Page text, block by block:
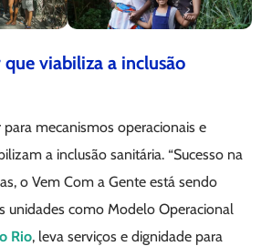
viabiliza a inclusão
mecanismos operacionais e
a inclusão sanitária. “Sucesso na
o Vem Com a Gente está sendo
unidades como Modelo Operacional
Rio, leva serviços e dignidade para